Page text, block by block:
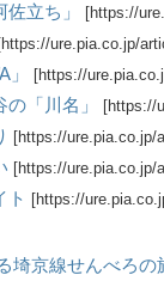
立ち」 [https://
[https://ure.pia.co.jp/
[https://
「川名」 [https://
[https://ure.pia.co.jp/
[https://ure.pia.co.jp/
ト [https://
埼京線せんべろの